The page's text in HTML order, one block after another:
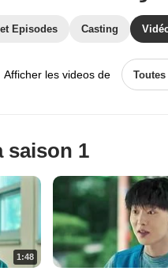
Episodes Casting
Afficher les videos de
saison 1
1:48